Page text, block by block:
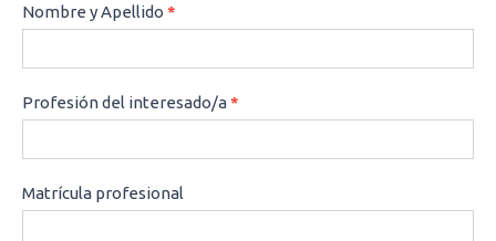
CONSULTAS
Nombre y Apellido *
Profesión del interesado/a*
Matrícula profesional